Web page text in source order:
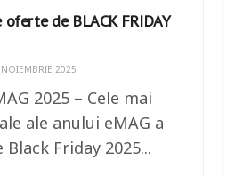
de BLACK FRIDAY
2025
2025 – Cele mai
ale anului eMAG a
Friday 2025...